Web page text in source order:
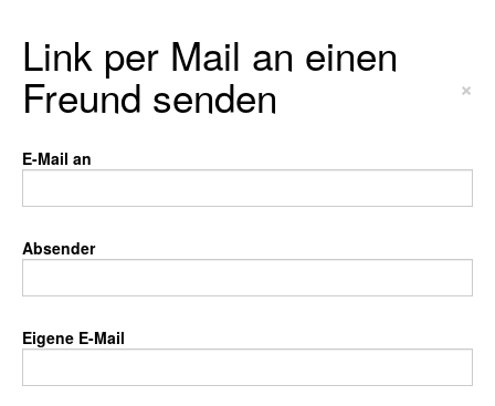
Link per Mail an einen
Freund senden ×
E-Mail an
Absender
Eigene E-Mail